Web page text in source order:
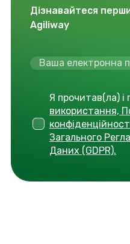
Дізнавайтеся
Agiliway
Я прочитав(ла)
використання,
Загального
Даних (GDPR).